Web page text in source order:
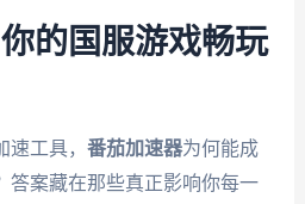
的国服游戏畅玩
工具， 番茄加速器为何能成
答案藏在那些真正影响你每一